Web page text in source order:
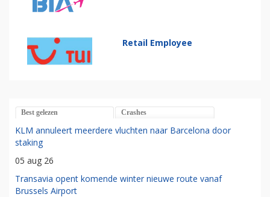
Retail Employee
Best gelezen Crashes
KLM annuleert meerdere vluchten naar Barcelona door
staking
05 aug 26
Transavia opent komende winter nieuwe route vanaf
Brussels Airport